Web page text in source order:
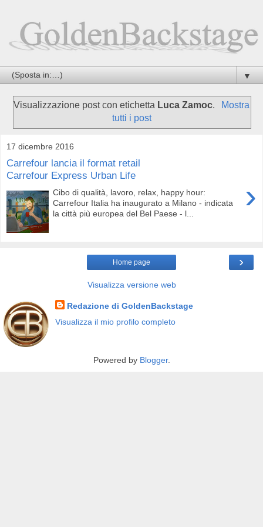
▼
Visualizzazione post con etichetta Luca Zamoc.
Mostra
tutti i post
17 dicembre 2016
Carrefour lancia il format retail
Carrefour Express Urban Life
›
Cibo di qualità, lavoro, relax, happy hour:
Carrefour Italia ha inaugurato a Milano - indicata
la città più europea del Bel Paese - l...
›
Home page
Visualizza versione web
Redazione di GoldenBackstage
Visualizza il mio profilo completo
Powered by Blogger.